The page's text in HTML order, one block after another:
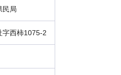
民局
字西柿1075-2